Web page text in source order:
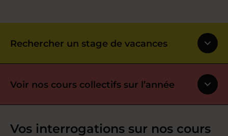
Rechercher un stage de vacances
Voir nos cours collectifs sur l’année
Vos interrogations sur nos cours